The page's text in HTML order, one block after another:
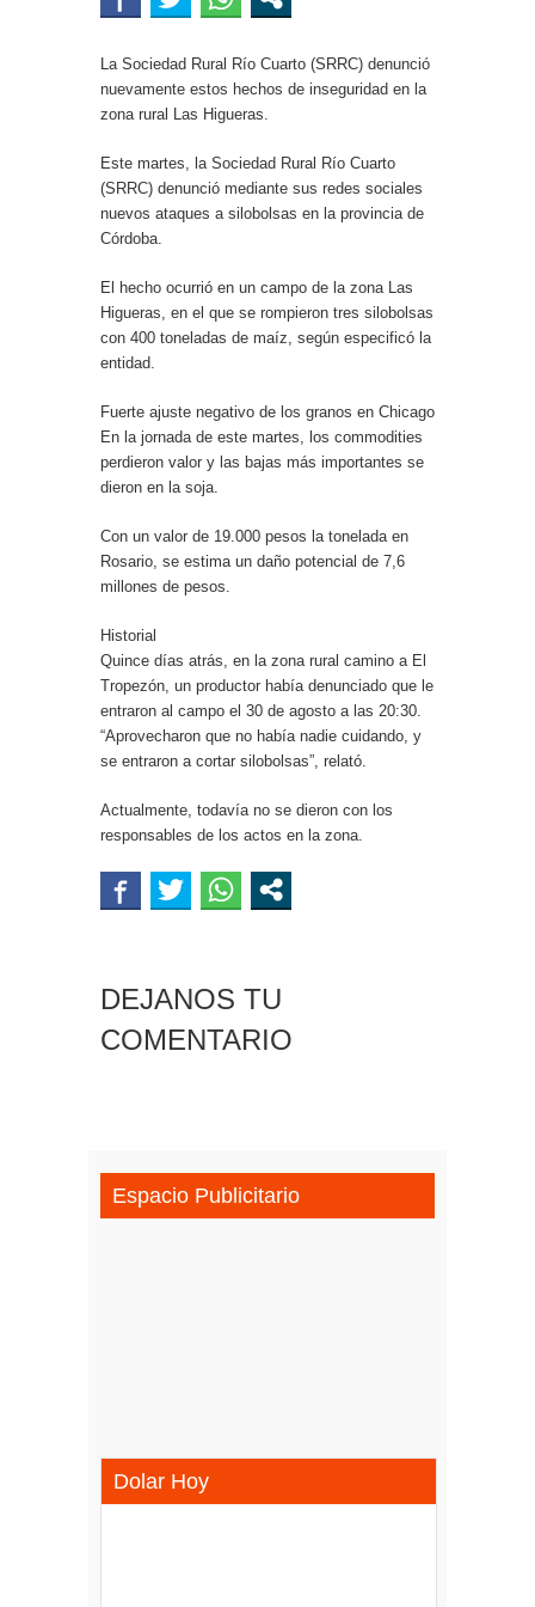
La Sociedad Rural Río Cuarto (SRRC) denunció
nuevamente estos hechos de inseguridad en la
zona rural Las Higueras.
Este martes, la Sociedad Rural Río Cuarto
(SRRC) denunció mediante sus redes sociales
nuevos ataques a silobolsas en la provincia de
Córdoba.
El hecho ocurrió en un campo de la zona Las
Higueras, en el que se rompieron tres silobolsas
con 400 toneladas de maíz, según especificó la
entidad.
Fuerte ajuste negativo de los granos en Chicago
En la jornada de este martes, los commodities
perdieron valor y las bajas más importantes se
dieron en la soja.
Con un valor de 19.000 pesos la tonelada en
Rosario, se estima un daño potencial de 7,6
millones de pesos.
Historial
Quince días atrás, en la zona rural camino a El
Tropezón, un productor había denunciado que le
entraron al campo el 30 de agosto a las 20:30.
“Aprovecharon que no había nadie cuidando, y
se entraron a cortar silobolsas”, relató.
Actualmente, todavía no se dieron con los
responsables de los actos en la zona.
DEJANOS TU
COMENTARIO
Espacio Publicitario
Dolar Hoy